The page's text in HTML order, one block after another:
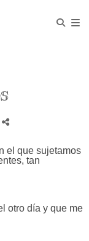
el que sujetamos
tan
otro día y que me